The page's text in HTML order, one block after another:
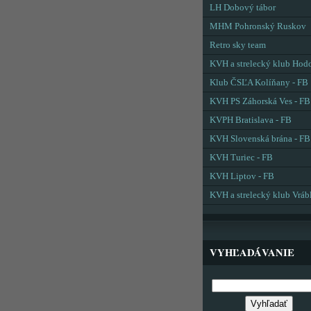
LH Dobový tábor
MHM Pohronský Ruskov
Retro sky team
KVH a strelecký klub
Klub ČSĽA Kolíňany - FB
KVH PS Záhorská Ves - FB
KVPH Bratislava - FB
KVH Slovenská brána - FB
KVH Turiec - FB
KVH Liptov - FB
KVH a strelecký klub
VYHĽADÁVANIE